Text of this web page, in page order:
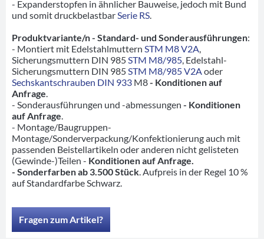
- Expanderstopfen in ähnlicher Bauweise, jedoch mit Bund
und somit druckbelastbar Serie RS
Produktvariante/n - Standard- und Sonderausführungen:
- Montiert mit Edelstahlmuttern STM M8 V2A
Sicherungsmuttern DIN 985 STM M8/985 , Edelstahl-
Sicherungsmuttern DIN 985 STM M8/985 V2A oder
Sechskantschrauben DIN 933 M8- Konditionen auf
Anfrage
- Sonderausführungen und -abmessungen - Konditionen
auf Anfrage
- Montage/Baugruppen-
Montage/Sonderverpackung/Konfektionierung auch mit
passenden Beistellartikeln oder anderen nicht gelisteten
(Gewinde-)Teilen - Konditionen auf Anfrage.
- Sonderfarben ab 3.500 Stück . Aufpreis in der Regel 10 %
auf Standardfarbe Schwarz.
Fragen zum Artikel?